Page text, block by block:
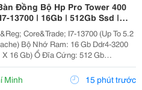
Đồng Bộ Hp Pro Tower 400
13700 | 16Gb | 512Gb Ssd |
Windows 11 Home)
Core&Trade; I7-13700 (Up To 5.2
Bộ Nhớ Ram: 16 Gb Ddr4-3200
16 Gb) Ổ Đĩa Cứng: 512 Gb
M.2 Ssd Ổ Đĩa Quang: Không
Dv Hợp Thành Thịnh 406/55 Cộng
Minh 15 phút trước